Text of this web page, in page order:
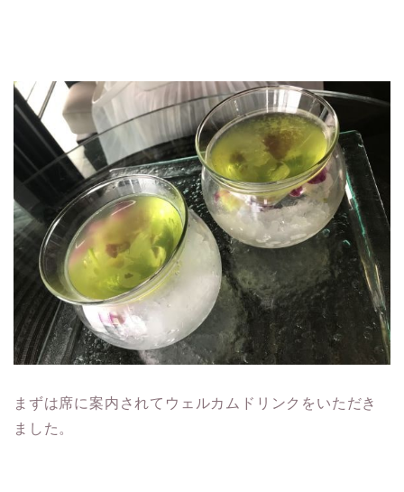
まずは席に案内されてウェルカムドリンクをいただき
ました。